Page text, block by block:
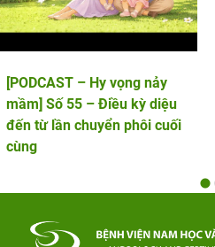
[PODCAST – Hy vọng nảy
mầm] Số 55 – Điều kỳ diệu
đến từ lần chuyển phôi cuối
cùng